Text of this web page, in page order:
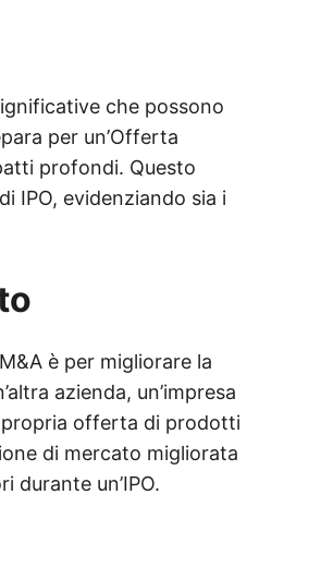
che possono
per un’Offerta
profondi. Questo
IPO, evidenziando sia i
è per migliorare la
azienda, un’impresa
propria offerta di prodotti
di mercato migliorata
durante un’IPO.